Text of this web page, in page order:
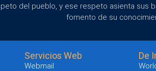
del pueblo, y ese respeto asienta sus
fomento de su
Servicios Web
Webmail
De